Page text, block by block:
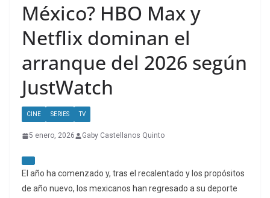
México? HBO Max y
Netflix dominan el
arranque del 2026 según
JustWatch
CINE SERIES TV
5 enero, 2026 Gaby Castellanos Quinto
El año ha comenzado y, tras el recalentado y los propósitos
de año nuevo, los mexicanos han regresado a su deporte